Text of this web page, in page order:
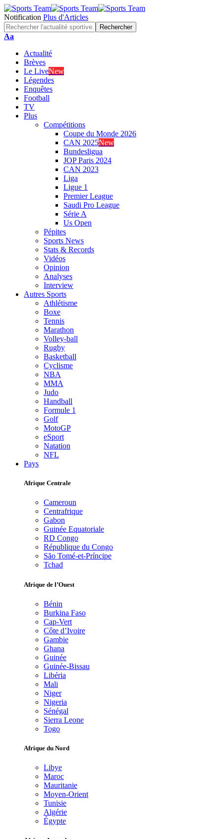
Notification Plus d'Articles
Font
Aa
Actualité
Brèves
Le LiveNew
Légendes
Enquêtes
Football
TV
Plus
Compétitions
Coupe du Monde 2026
CAN 2025New
Bundesligua
JOP Paris 2024
CAN 2023
Liga
Ligue 1
Premier League
Saudi Pro League
Série A
Us Open
Pépites
Sports News
Stats & Records
Vidéos
Opinion
Analyses
Interview
Autres Sports
Athlétisme
Boxe
Tennis
Marathon
Volley-ball
Rugby
Basketball
Cyclisme
NBA
MMA
Judo
Handball
Formule 1
Golf
MotoGP
eSport
Natation
NFL
Pays
Afrique Centrale
Cameroun
Centrafrique
Gabon
Guinée Equatoriale
RD Congo
République du Congo
São Tomé-et-Príncipe
Tchad
Afrique de l’Ouest
Bénin
Burkina Faso
Cap-Vert
Côte d’Ivoire
Gambie
Ghana
Guinée
Guinée-Bissau
Libéria
Mali
Niger
Nigeria
Sénégal
Sierra Leone
Togo
Afrique du Nord
Libye
Maroc
Mauritanie
Moyen-Orient
Tunisie
Algérie
Égypte